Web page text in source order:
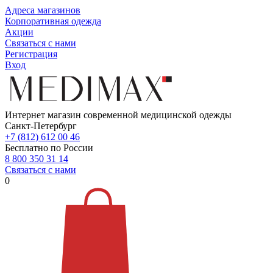
Адреса магазинов
Корпоративная одежда
Акции
Связаться с нами
Регистрация
Вход
Интернет магазин современной медицинской одежды
Санкт-Петербург
+7 (812) 612 00 46
Бесплатно по России
8 800 350 31 14
Связаться с нами
0